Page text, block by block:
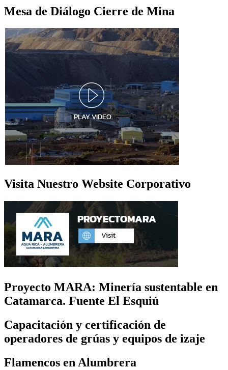
Mesa de Diálogo Cierre de Mina
Visita Nuestro Website Corporativo
Proyecto MARA: Minería sustentable en
Catamarca. Fuente El Esquiú
Capacitación y certificación de
operadores de grúas y equipos de izaje
Flamencos en Alumbrera